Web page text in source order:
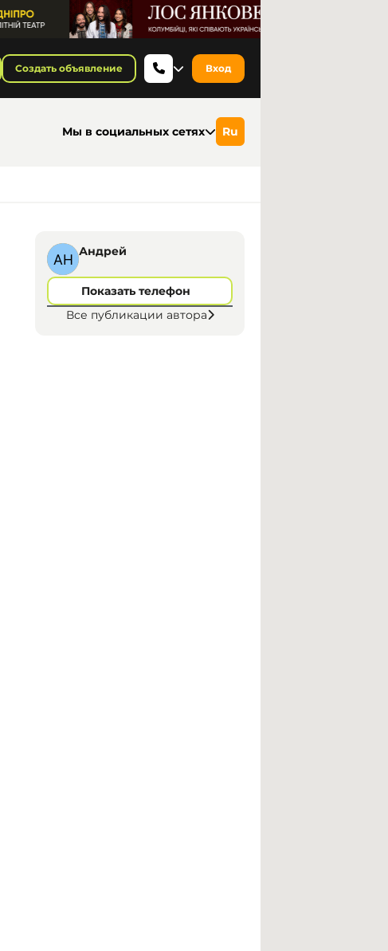
Создать объявление Вход
Мы в социальных сетях Ru
Андрей
Показать телефон
Все публикации автора